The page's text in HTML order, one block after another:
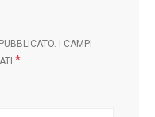
I CAMPI
*